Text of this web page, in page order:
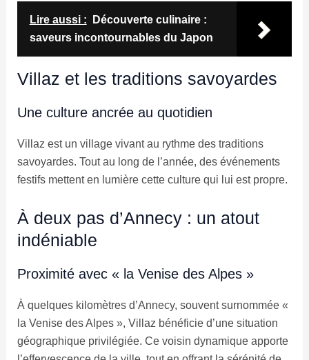
Lire aussi :
Découverte culinaire :
saveurs incontournables du Japon
Villaz et les traditions savoyardes
Une culture ancrée au quotidien
Villaz est un village vivant au rythme des traditions
savoyardes. Tout au long de l’année, des événements
festifs mettent en lumière cette culture qui lui est propre.
À deux pas d’Annecy : un atout
indéniable
Proximité avec « la Venise des Alpes »
À quelques kilomètres d’Annecy, souvent surnommée «
la Venise des Alpes », Villaz bénéficie d’une situation
géographique privilégiée. Ce voisin dynamique apporte